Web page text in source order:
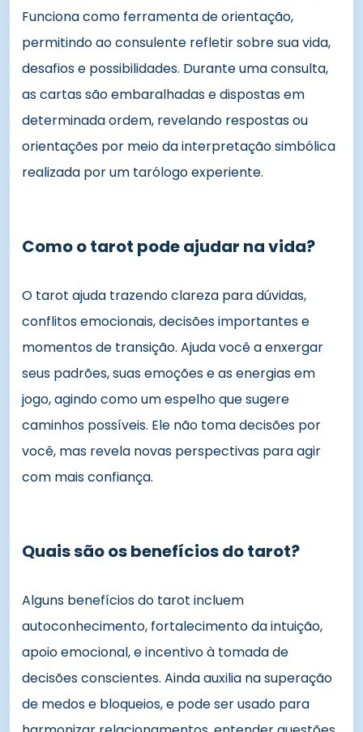
Funciona como ferramenta de orientação,
permitindo ao consulente refletir sobre sua vida,
desafios e possibilidades. Durante uma consulta,
as cartas são embaralhadas e dispostas em
determinada ordem, revelando respostas ou
orientações por meio da interpretação simbólica
realizada por um tarólogo experiente.
Como o tarot pode ajudar na vida?
O tarot ajuda trazendo clareza para dúvidas,
conflitos emocionais, decisões importantes e
momentos de transição. Ajuda você a enxergar
seus padrões, suas emoções e as energias em
jogo, agindo como um espelho que sugere
caminhos possíveis. Ele não toma decisões por
você, mas revela novas perspectivas para agir
com mais confiança.
Quais são os benefícios do tarot?
Alguns benefícios do tarot incluem
autoconhecimento, fortalecimento da intuição,
apoio emocional, e incentivo à tomada de
decisões conscientes. Ainda auxilia na superação
de medos e bloqueios, e pode ser usado para